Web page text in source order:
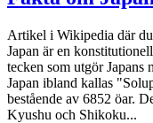
Artikel i Wikipedia där
Japan är en
tecken som utgör
Japan ibland kallas
bestående av 6852 öar.
Kyushu och Shikoku...